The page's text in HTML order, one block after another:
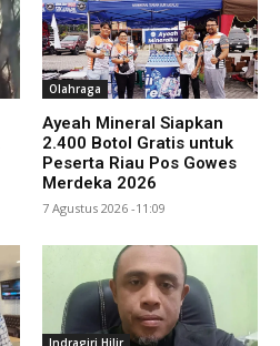
Olahraga
Ayeah Mineral Siapkan
2.400 Botol Gratis untuk
Peserta Riau Pos Gowes
Merdeka 2026
7 Agustus 2026 -11:09
Indragiri Hilir